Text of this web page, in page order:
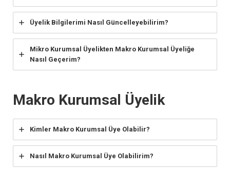
Üyelik Bilgilerimi Nasıl Güncelleyebilirim?
Mikro Kurumsal Üyelikten Makro Kurumsal Üyeliğe
Nasıl Geçerim?
Makro Kurumsal Üyelik
Kimler Makro Kurumsal Üye Olabilir?
Nasıl Makro Kurumsal Üye Olabilirim?